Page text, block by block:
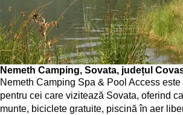
Nemeth Camping, Sovata, județul
Nemeth Camping Spa & Pool Access
pentru cei care vizitează Sovata, oferind
munte, biciclete gratuite, piscină în aer